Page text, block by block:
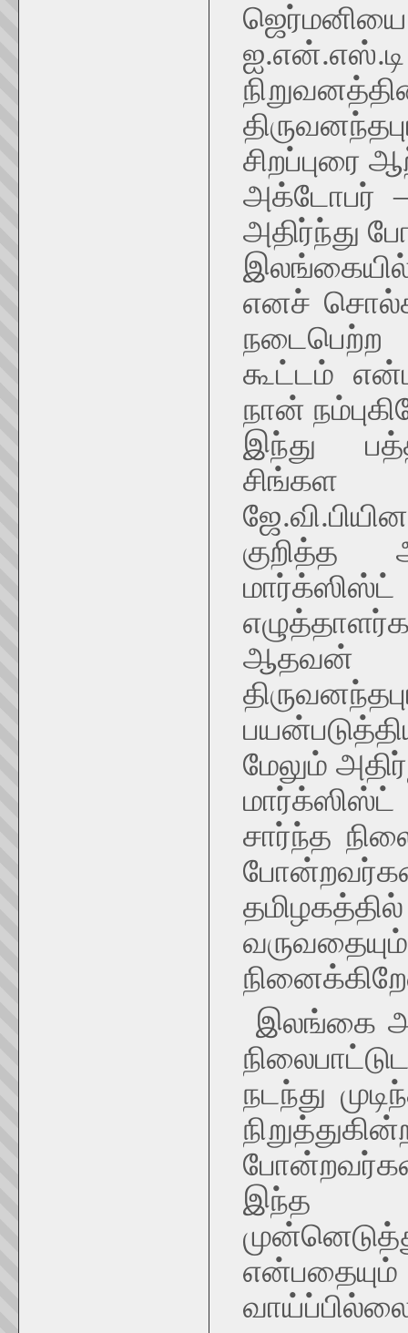
சிறப்புரை
அக்டோபர்
அதிர்ந்து
எனச்
நடைபெற்ற
கூட்டம்
நான்
இந்து
ஆதவன்
மேலும்
சார்ந்த
இலங்கை
நடந்து
இந்த